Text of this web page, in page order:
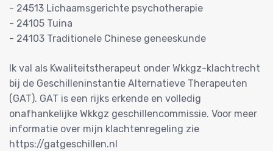
- 24513 Lichaamsgerichte psychotherapie
- 24105 Tuina
- 24103 Traditionele Chinese geneeskunde
Ik val als Kwaliteitstherapeut onder Wkkgz-klachtrecht
bij de Geschilleninstantie Alternatieve Therapeuten
(GAT). GAT is een rijks erkende en volledig
onafhankelijke Wkkgz geschillencommissie. Voor meer
informatie over mijn klachtenregeling zie
https://gatgeschillen.nl